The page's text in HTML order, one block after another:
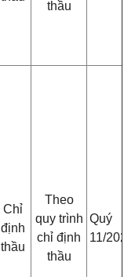
thầu
Chỉ
định
thầu
Theo
quy trình
chỉ định
thầu
Quý
11/2021